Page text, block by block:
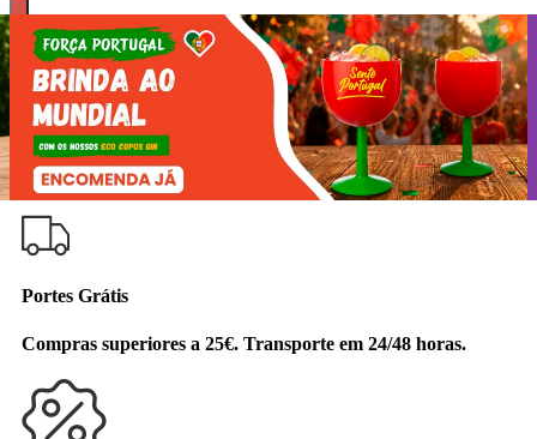
PORTES GRÁTIS ACIMA DE 25€! POLÍTICA DE
DESCONTOS [AQUI ].
Portes Grátis
Compras superiores a 25€. Transporte em 24/48 horas.